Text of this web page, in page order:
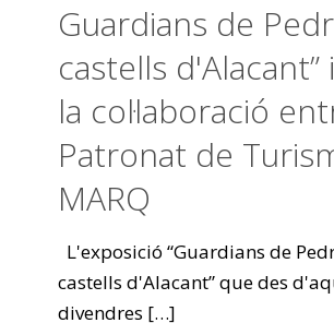
Guardians de
castells d'Alacant”
la col·laboració
Patronat de
MARQ
L'exposició “Guardians de
castells d'Alacant” que des
divendres […]